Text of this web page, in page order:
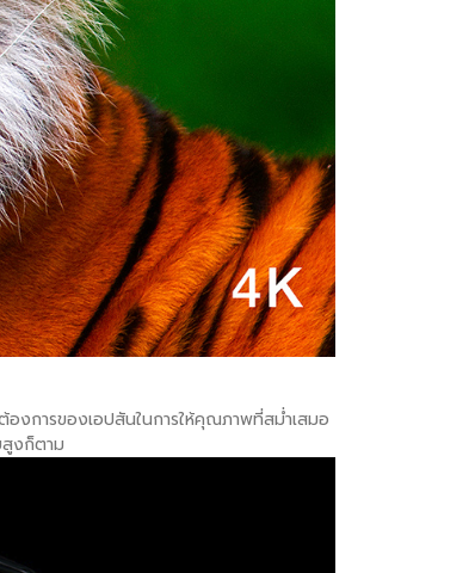
งการของเอปสันในการให้คุณภาพที่สม่ำเสมอ
งก็ตาม